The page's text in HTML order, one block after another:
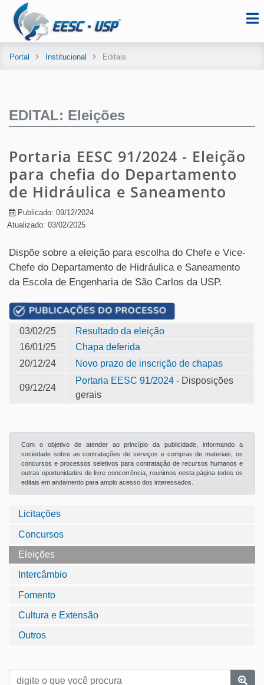
Portal Institucional Editais
Licitações
Concursos
Eleições
Intercâmbio
Fomento
Cultura e Extensão
Outros
EDITAL: Eleições
Portaria EESC 91/2024 - Eleição
para chefia do Departamento
de Hidráulica e Saneamento
Publicado: 09/12/2024
Atualizado: 03/02/2025
Dispõe sobre a eleição para escolha do Chefe e Vice-
Chefe do Departamento de Hidráulica e Saneamento
da Escola de Engenharia de São Carlos da USP.
03/02/25
Resultado da eleição
16/01/25
Chapa deferida
20/12/24
Novo prazo de inscrição de chapas
09/12/24
Portaria EESC 91/2024 - Disposições
gerais
Com o objetivo de atender ao princípio da publicidade, informando a
sociedade sobre as contratações de serviços e compras de materiais, os
concursos e processos seletivos para contratação de recursos humanos e
outras oportunidades de livre concorrência, reunimos nesta página todos os
editais em andamento para amplo acesso dos interessados.